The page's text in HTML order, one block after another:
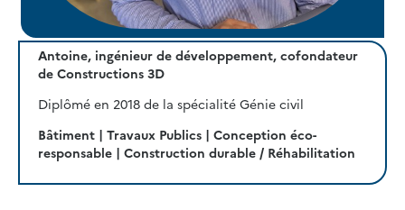
Antoine, ingénieur de développement, cofondateur
de Constructions 3D
Diplômé en 2018 de la spécialité Génie civil
Bâtiment | Travaux Publics | Conception éco-
responsable | Construction durable / Réhabilitation